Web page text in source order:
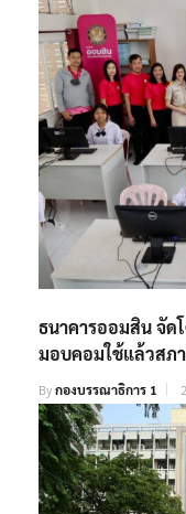
ธนาคารออมสิน จัด
มอบคอมใช้แล้วสภ
Byกองบรรณาธิการ 1